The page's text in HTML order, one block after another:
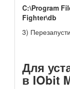
C:\Program
Fighter\db
3)
Для
в IObit